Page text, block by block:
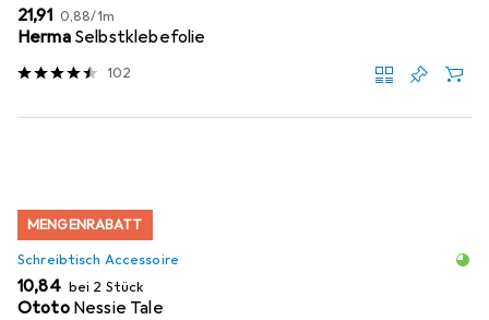
EUR
21,91 EUR
0,88/1m
Herma Selbstklebefolie
102
MENGENRABATT
Schreibtisch Accessoire
EUR
10,84 bei 2 Stück
Ototo Nessie Tale